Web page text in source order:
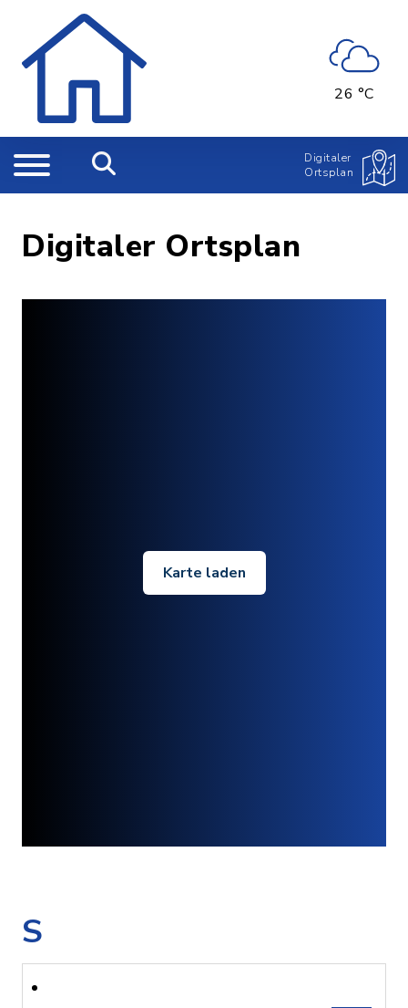
26 °C
Digitaler
Ortsplan
Digitaler Ortsplan
Karte laden
S